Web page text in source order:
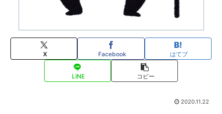
X Facebook はてブ
LINE コピー
2020.11.22